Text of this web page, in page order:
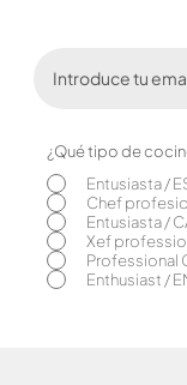
¿Qué tipo de
Entusiasta /
Chef
Entusiasta /
Xef
Professional
Enthusiast /